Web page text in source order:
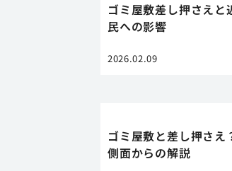
ゴミ屋敷差し押さえと
民への影響
2026.02.09
ゴミ屋敷と差し押さえ
側面からの解説